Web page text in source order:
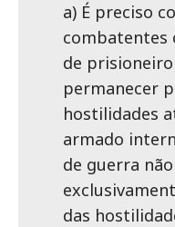
a) É preciso
combatentes
de
permanecer
hostilidades
armado
de guerra
das